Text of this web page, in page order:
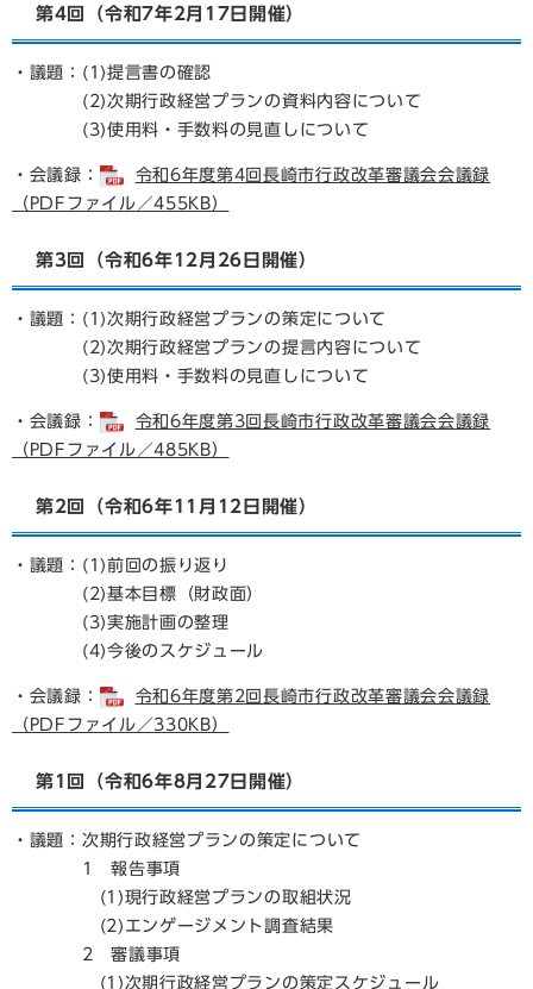
第4回（令和7年2月17日開催）
・議題：(1)提言書の確認
(2)次期行政経営プランの資料内容について
(3)使用料・手数料の見直しについて
・会議録：
令和6年度第4回長崎市行政改革審議会会議録
（PDFファイル／455KB）
第3回（令和6年12月26日開催）
・議題：(1)次期行政経営プランの策定について
(2)次期行政経営プランの提言内容について
(3)使用料・手数料の見直しについて
・会議録：
令和6年度第3回長崎市行政改革審議会会議録
（PDFファイル／485KB）
第2回（令和6年11月12日開催）
・議題：(1)前回の振り返り
(2)基本目標（財政面）
(3)実施計画の整理
(4)今後のスケジュール
・会議録：
令和6年度第2回長崎市行政改革審議会会議録
（PDFファイル／330KB）
第1回（令和6年8月27日開催）
・議題：次期行政経営プランの策定について
1 報告事項
(1)現行政経営プランの取組状況
(2)エンゲージメント調査結果
2 審議事項
(1)次期行政経営プランの策定スケジュール